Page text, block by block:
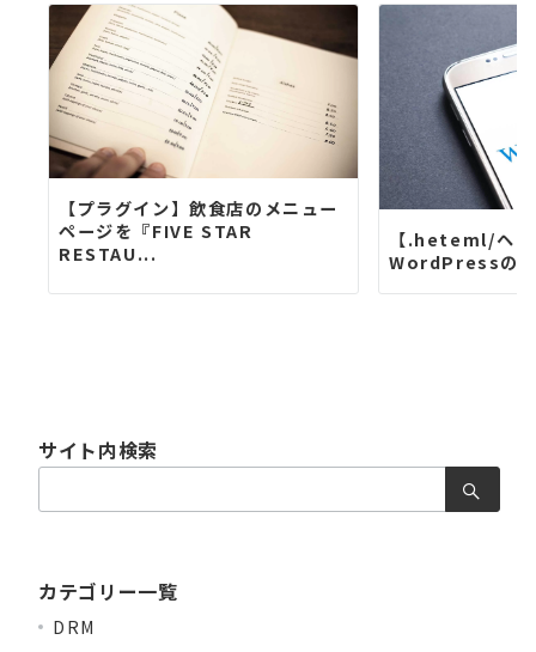
【プラグイン】飲食店のメニュー
ページを『FIVE STAR
RESTAU...
【.heteml/ヘテ
WordPressのイ
サイト内検索
索：
カテゴリー一覧
DRM